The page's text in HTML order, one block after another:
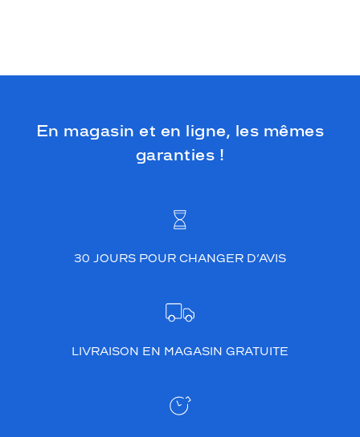
En magasin et en ligne, les mêmes
garanties !
30 JOURS POUR CHANGER D’AVIS
LIVRAISON EN MAGASIN GRATUITE